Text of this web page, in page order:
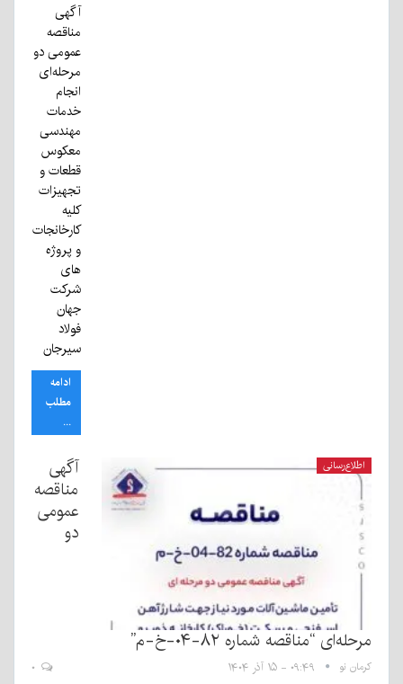
آگهی
مناقصه
عمومی دو
مرحله‌ای
انجام
خدمات
مهندسی
معکوس
قطعات و
تجهیزات
کلیه
کارخانجات
و پروژه
های
شرکت
جهان
فولاد
سیرجان
ادامه
مطلب
...
اطلاع‌رسانی
آگهی
مناقصه
عمومی
دو
مرحله‌ای “مناقصه شماره ۸۲-۰۴-خ-م”
کرمان نو ۰۹:۴۹ - ۱۵ آذر ۱۴۰۴